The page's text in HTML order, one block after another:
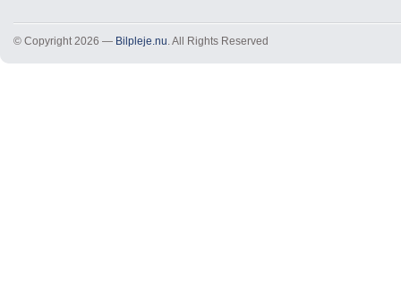
© Copyright 2026 — Bilpleje.nu. All Rights Reserved